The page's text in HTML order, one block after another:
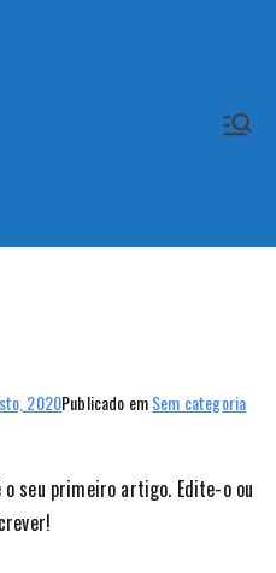
2020Publicado emSem categoria
o seu primeiro artigo. Edite-o ou